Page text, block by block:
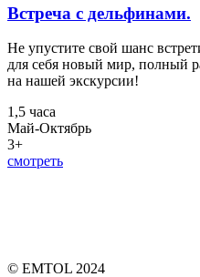
Встреча с дельфинами.
Не упустите свой шанс
для себя новый мир, полный
на нашей экскурсии!
1,5 часа
Май-Октябрь
3+
смотреть
© EMTOL 2024